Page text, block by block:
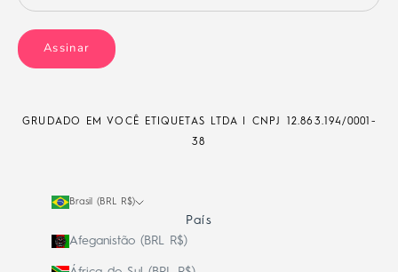
Assinar
GRUDADO EM VOCÊ ETIQUETAS LTDA | CNPJ
12.863.194/0001-
38
Brasil (BRL R$)
País
Afeganistão (BRL R$)